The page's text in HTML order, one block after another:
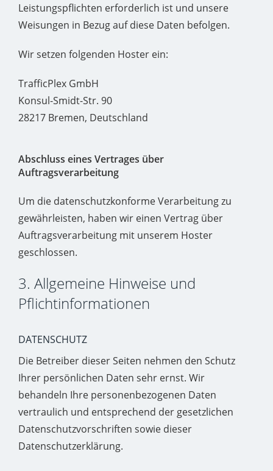
Leistungspflichten erforderlich ist und unsere
Weisungen in Bezug auf diese Daten befolgen.
Wir setzen folgenden Hoster ein:
TrafficPlex GmbH
Konsul-Smidt-Str. 90
28217 Bremen, Deutschland
Abschluss eines Vertrages über
Auftragsverarbeitung
Um die datenschutzkonforme Verarbeitung zu
gewährleisten, haben wir einen Vertrag über
Auftragsverarbeitung mit unserem Hoster
geschlossen.
3. Allgemeine Hinweise und
Pflichtinformationen
DATENSCHUTZ
Die Betreiber dieser Seiten nehmen den Schutz
Ihrer persönlichen Daten sehr ernst. Wir
behandeln Ihre personenbezogenen Daten
vertraulich und entsprechend der gesetzlichen
Datenschutzvorschriften sowie dieser
Datenschutzerklärung.